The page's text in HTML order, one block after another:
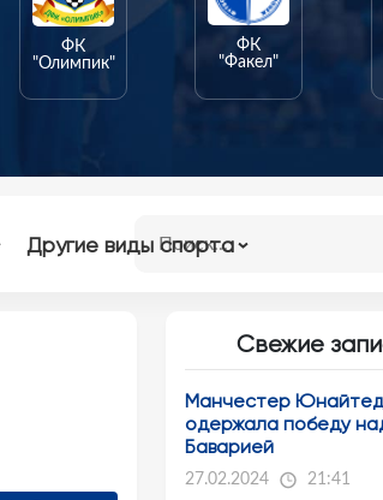
ФК
"Олимпик"
ФК
"Факел"
Другие виды спорта
Свежие
Манчестер Юнайтед
одержала победу
Баварией
27.02.2024 21:41